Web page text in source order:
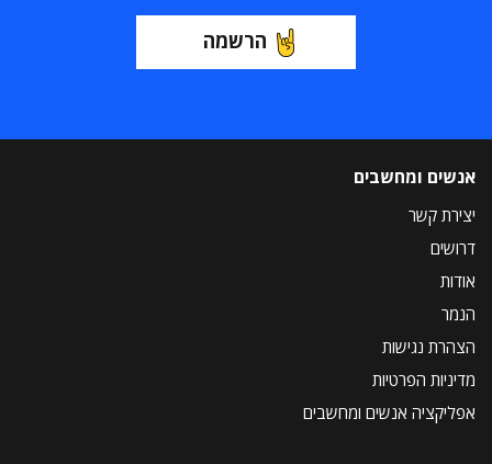
הרשמה
אנשים ומחשבים
יצירת קשר
דרושים
אודות
הנמר
הצהרת נגישות
מדיניות הפרטיות
אפליקציה אנשים ומחשבים